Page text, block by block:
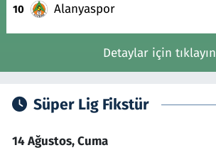
10 Alanyaspor
Detaylar için tıklayın
Süper Lig Fikstür
14 Ağustos, Cuma